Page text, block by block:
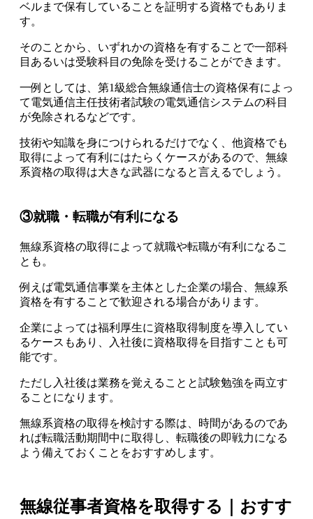
ベルまで保有していることを証明する資格でもありま
す。
そのことから、いずれかの資格を有することで一部科
目あるいは受験科目の免除を受けることができます。
一例としては、 第1級総合無線通信士の資格保有によっ
て電気通信主任技術者試験の電気通信システムの科目
が免除されるなどです。
技術や知識を身につけられるだけでなく、他資格でも
取得によって有利にはたらくケースがあるので、無線
系資格の取得は大きな武器になると言えるでしょう。
③就職・転職が有利になる
無線系資格の取得によって就職や転職が有利になるこ
とも。
例えば電気通信事業を主体とした企業の場合、無線系
資格を有することで歓迎される場合があります。
企業によっては福利厚生に資格取得制度を導入してい
るケースもあり、入社後に資格取得を目指すことも可
能です。
ただし入社後は業務を覚えることと試験勉強を両立す
ることになります。
無線系資格の取得を検討する際は、時間があるのであ
れば転職活動期間中に取得し、転職後の即戦力になる
よう備えておくことをおすすめします。
無線従事者資格を取得する｜おすす